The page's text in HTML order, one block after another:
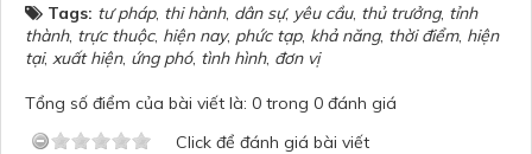
Tags: tư pháp, thi hành, dân sự, yêu cầu, thủ trưởng, tỉnh
thành, trực thuộc, hiện nay, phức tạp, khả năng, thời điểm, hiện
tại, xuất hiện, ứng phó, tình hình, đơn vị
Tổng số điểm của bài viết là: 0 trong 0 đánh giá
Click để đánh giá bài viết